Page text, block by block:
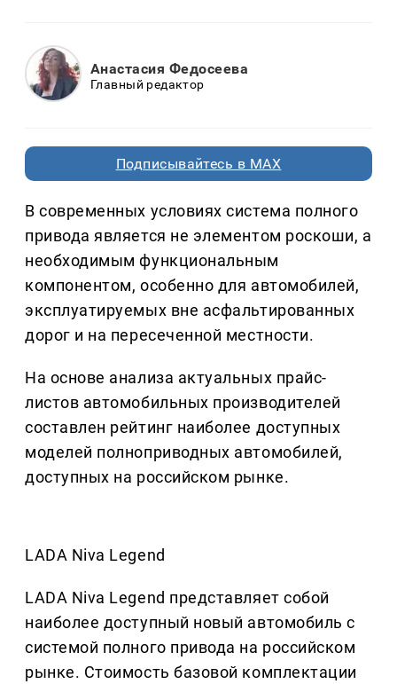
Анастасия Федосеева
Главный редактор
Подписывайтесь в MAX
В современных условиях система полного
привода является не элементом роскоши, а
необходимым функциональным
компонентом, особенно для автомобилей,
эксплуатируемых вне асфальтированных
дорог и на пересеченной местности.
На основе анализа актуальных прайс-
листов автомобильных производителей
составлен рейтинг наиболее доступных
моделей полноприводных автомобилей,
доступных на российском рынке.
LADA Niva Legend
LADA Niva Legend представляет собой
наиболее доступный новый автомобиль с
системой полного привода на российском
рынке. Стоимость базовой комплектации